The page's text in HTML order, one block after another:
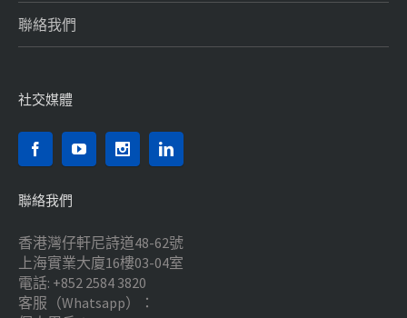
聯絡我們
社交媒體
聯絡我們
香港灣仔軒尼詩道48-62號
上海實業大廈16樓03-04室
電話: +852 2584 3820
客服（Whatsapp）：